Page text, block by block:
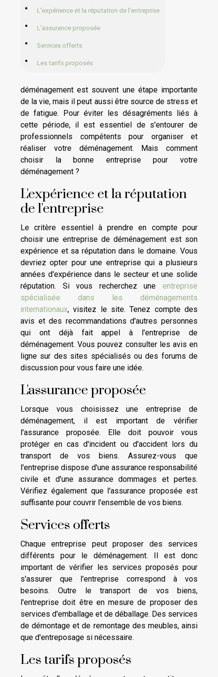
L'expérience et la réputation de l'entreprise
L'assurance proposée
Services offerts
Les tarifs proposés
déménagement est souvent une étape importante
de la vie, mais il peut aussi être source de stress et
de fatigue. Pour éviter les désagréments liés à
cette période, il est essentiel de s'entourer de
professionnels compétents pour organiser et
réaliser votre déménagement. Mais comment
choisir la bonne entreprise pour votre
déménagement ?
L'expérience et la réputation
de l'entreprise
Le critère essentiel à prendre en compte pour
choisir une entreprise de déménagement est son
expérience et sa réputation dans le domaine. Vous
devriez opter pour une entreprise qui a plusieurs
années d'expérience dans le secteur et une solide
réputation. Si vous recherchez une entreprise
spécialisée dans les déménagements
internationaux, visitez le site. Tenez compte des
avis et des recommandations d'autres personnes
qui ont déjà fait appel à l'entreprise de
déménagement. Vous pouvez consulter les avis en
ligne sur des sites spécialisés ou des forums de
discussion pour vous faire une idée.
L'assurance proposée
Lorsque vous choisissez une entreprise de
déménagement, il est important de vérifier
l'assurance proposée. Elle doit pouvoir vous
protéger en cas d'incident ou d'accident lors du
transport de vos biens. Assurez-vous que
l'entreprise dispose d'une assurance responsabilité
civile et d'une assurance dommages et pertes.
Vérifiez également que l'assurance proposée est
suffisante pour couvrir l'ensemble de vos biens.
Services offerts
Chaque entreprise peut proposer des services
différents pour le déménagement. Il est donc
important de vérifier les services proposés pour
s'assurer que l'entreprise correspond à vos
besoins. Outre le transport de vos biens,
l'entreprise doit être en mesure de proposer des
services d'emballage et de déballage. Des services
de démontage et de remontage des meubles, ainsi
que d'entreposage si nécessaire.
Les tarifs proposés